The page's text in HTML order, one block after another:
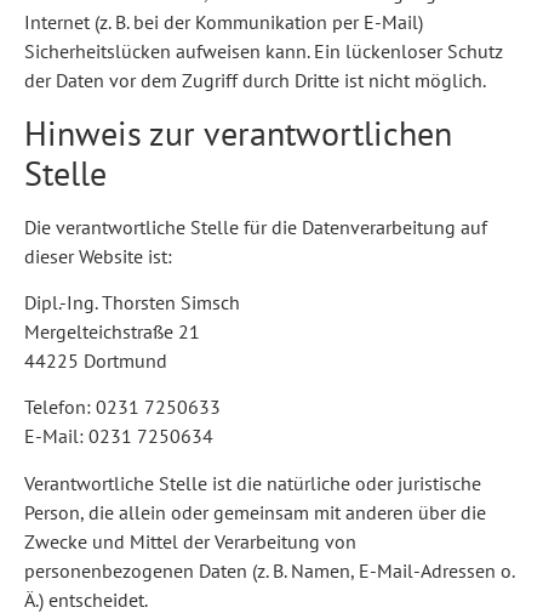
Internet (z. B. bei der Kommunikation per E-Mail)
Sicherheitslücken aufweisen kann. Ein lückenloser Schutz
der Daten vor dem Zugriff durch Dritte ist nicht möglich.
Hinweis zur verantwortlichen
Stelle
Die verantwortliche Stelle für die Datenverarbeitung auf
dieser Website ist:
Dipl.-Ing. Thorsten Simsch
Mergelteichstraße 21
44225 Dortmund
Telefon: 0231 7250633
E-Mail: 0231 7250634
Verantwortliche Stelle ist die natürliche oder juristische
Person, die allein oder gemeinsam mit anderen über die
Zwecke und Mittel der Verarbeitung von
personenbezogenen Daten (z. B. Namen, E-Mail-Adressen o.
Ä.) entscheidet.